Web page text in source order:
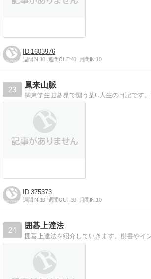
1603976
週間IN:10 週間OUT:40 月間IN:10
23
鳳来山脈
375373
週間IN:10 週間OUT:30 月間IN:10
24
囲碁上達法